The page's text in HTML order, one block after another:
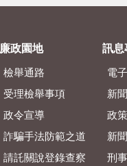
廉政園地
檢舉通路
受理檢舉事項
政令宣導
詐騙手法防範之道
請託關說登錄查察
訊息
電
新
政
新
刑